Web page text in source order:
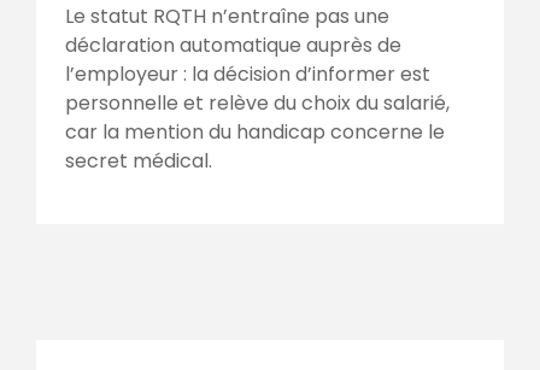
Le statut RQTH n’entraîne pas une
déclaration automatique auprès de
l’employeur : la décision d’informer est
personnelle et relève du choix du salarié,
car la mention du handicap concerne le
secret médical.